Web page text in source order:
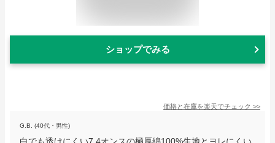
ショップでみる
価格と在庫を楽天でチェック >>
G.B. (40代・男性)